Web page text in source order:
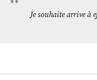
Je souhaite arrive à